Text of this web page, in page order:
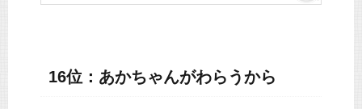
16位：あかちゃんがわらうから